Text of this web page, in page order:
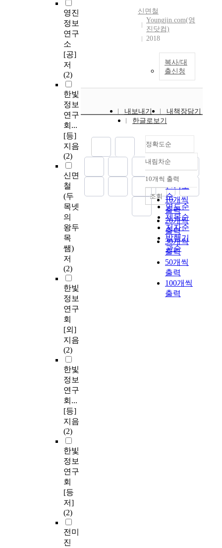
영진
정보
연구
소
[공]
저
(2)
한빛
정보
연구
회...
[등]
지음
(2)
신면
철
(두
목넷
의
왕두
목
쌤)
저
(2)
한빛
정보
연구
회
[외]
지음
(2)
한빛
정보
연구
회...
[등]
지음
(2)
한빛
정보
연구
회
[등
저]
(2)
전미
진
신면철
Youngjin.com(영
진닷컴)
2018
복사/대
출신청
내보내기
내책장담기
한글로보기
정확도순
정확도
순
인기도
순
연도순
제목순
저자순
발행기
관순
내림차순
내림차순
10개씩 출력
10개씩
출력
20개씩
출력
30개씩
출력
50개씩
출력
100개씩
출력
조회